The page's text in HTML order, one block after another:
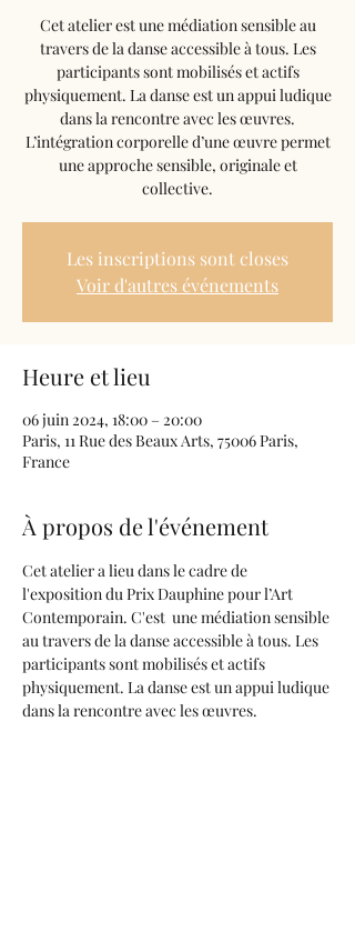
Cet atelier est une médiation sensible au
travers de la danse accessible à tous. Les
participants sont mobilisés et actifs
physiquement. La danse est un appui ludique
dans la rencontre avec les œuvres.
L’intégration corporelle d’une œuvre permet
une approche sensible, originale et
collective.
Les inscriptions sont closes
Voir d'autres événements
Heure et lieu
06 juin 2024, 18:00 – 20:00
Paris, 11 Rue des Beaux Arts, 75006 Paris,
France
À propos de l'événement
Cet atelier a lieu dans le cadre de
l'exposition du Prix Dauphine pour l’Art
Contemporain. C'est  une médiation sensible
au travers de la danse accessible à tous. Les
participants sont mobilisés et actifs
physiquement. La danse est un appui ludique
dans la rencontre avec les œuvres.